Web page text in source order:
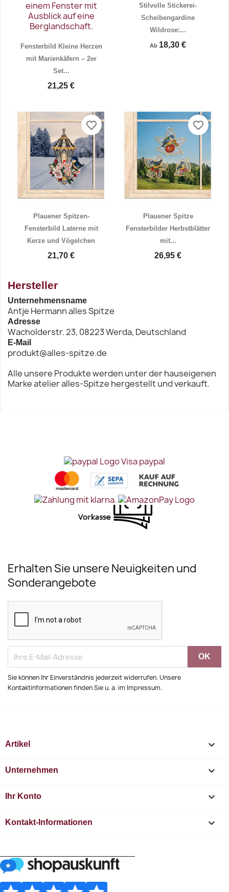
Fensterbild Kleine Herzen
mit Marienkäfern – 2er
Set...
21,25 €
Stilvolle Stickerei-
Scheibengardine
Wildrose:...
Ab 18,30 €
Vorschau
Plauener Spitzen-
Fensterbild Laterne mit
Kerze und Vögelchen
21,70 €
favorite_border
Plauener Spitze
Fensterbilder Herbstblätter
mit...
26,95 €
favorite_border
Hersteller
Unternehmensname
Antje Hermann alles Spitze
Adresse
Wacholderstr. 23, 08223 Werda, Deutschland
E-Mail
produkt@alles-spitze.de
Alle unsere Produkte werden unter der hauseigenen
Marke atelier alles-Spitze hergestellt und verkauft.
Erhalten Sie unsere Neuigkeiten und
Sonderangebote
Sie können Ihr Einverständnis jederzeit widerrufen. Unsere
Kontaktinformationen finden Sie u. a. im Impressum.
Artikel 
Unternehmen 
Ihr Konto 
Kontakt-Informationen keyboard_arrow_down